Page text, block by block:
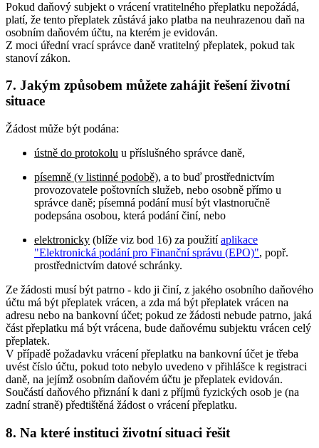
Pokud daňový subjekt o vrácení vratitelného přeplatku nepožádá,
platí, že tento přeplatek zůstává jako platba na neuhrazenou daň na
osobním daňovém účtu, na kterém je evidován.
Z moci úřední vrací správce daně vratitelný přeplatek, pokud tak
stanoví zákon.
7. Jakým způsobem můžete zahájit řešení životní
situace
Žádost může být podána:
ústně do protokolu u příslušného správce daně,
písemně (v listinné podobě), a to buď prostřednictvím
provozovatele poštovních služeb, nebo osobně přímo u
správce daně; písemná podání musí být vlastnoručně
podepsána osobou, která podání činí, nebo
elektronicky (blíže viz bod 16) za použitíaplikace
"Elektronická podání pro Finanční správu (EPO)", popř.
prostřednictvím datové schránky.
Ze žádosti musí být patrno - kdo ji činí, z jakého osobního daňového
účtu má být přeplatek vrácen, a zda má být přeplatek vrácen na
adresu nebo na bankovní účet; pokud ze žádosti nebude patrno, jaká
část přeplatku má být vrácena, bude daňovému subjektu vrácen celý
přeplatek.
V případě požadavku vrácení přeplatku na bankovní účet je třeba
uvést číslo účtu, pokud toto nebylo uvedeno v přihlášce k registraci
daně, na jejímž osobním daňovém účtu je přeplatek evidován.
Součástí daňového přiznání k dani z příjmů fyzických osob je (na
zadní straně) předtištěná žádost o vrácení přeplatku.
8. Na které instituci životní situaci řešit